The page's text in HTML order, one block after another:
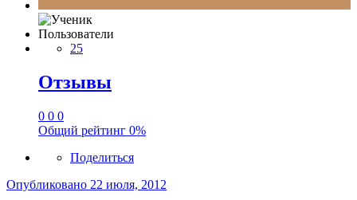
Пользователи
25
Отзывы
0 0 0
Общий рейтинг 0%
Поделиться
Опубликовано 22 июля, 2012